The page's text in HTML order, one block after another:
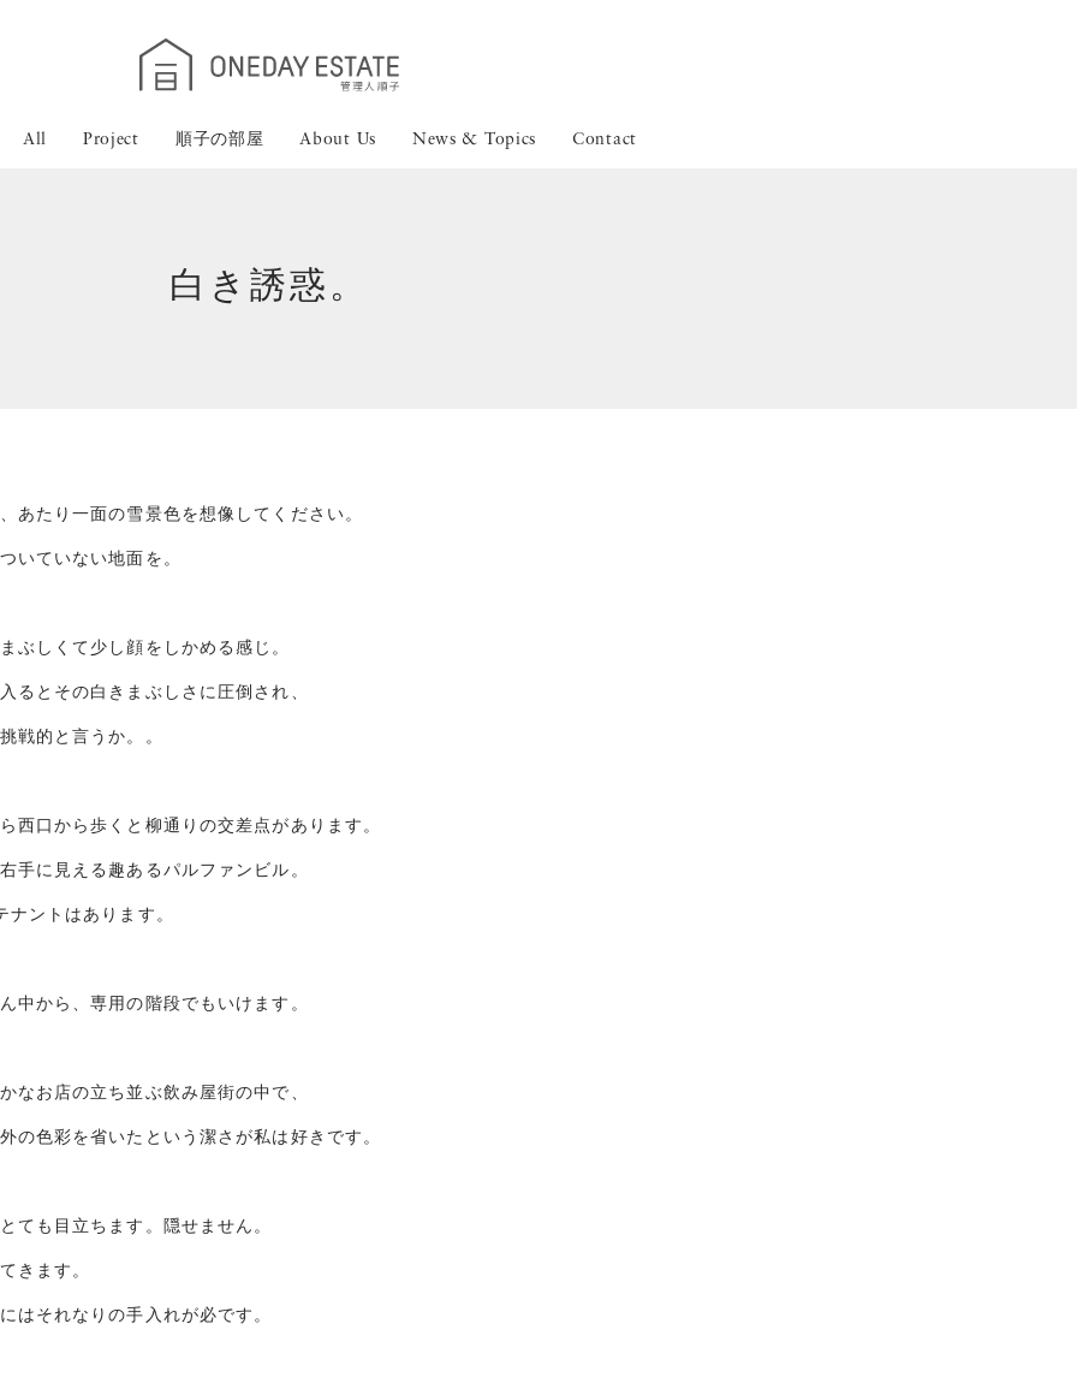
All Project 順子の部屋 About Us News & Topics Contact
白き誘惑。
あたり一面の雪景色を想像してください。
いていない地面を。
ぶしくて少し顔をしかめる感じ。
るとその白きまぶしさに圧倒され、
戦的と言うか。。
西口から歩くと柳通りの交差点があります。
手に見える趣あるパルファンビル。
ナントはあります。
中から、専用の階段でもいけます。
なお店の立ち並ぶ飲み屋街の中で、
の色彩を省いたという潔さが私は好きです。
ても目立ちます。隠せません。
きます。
はそれなりの手入れが必です。